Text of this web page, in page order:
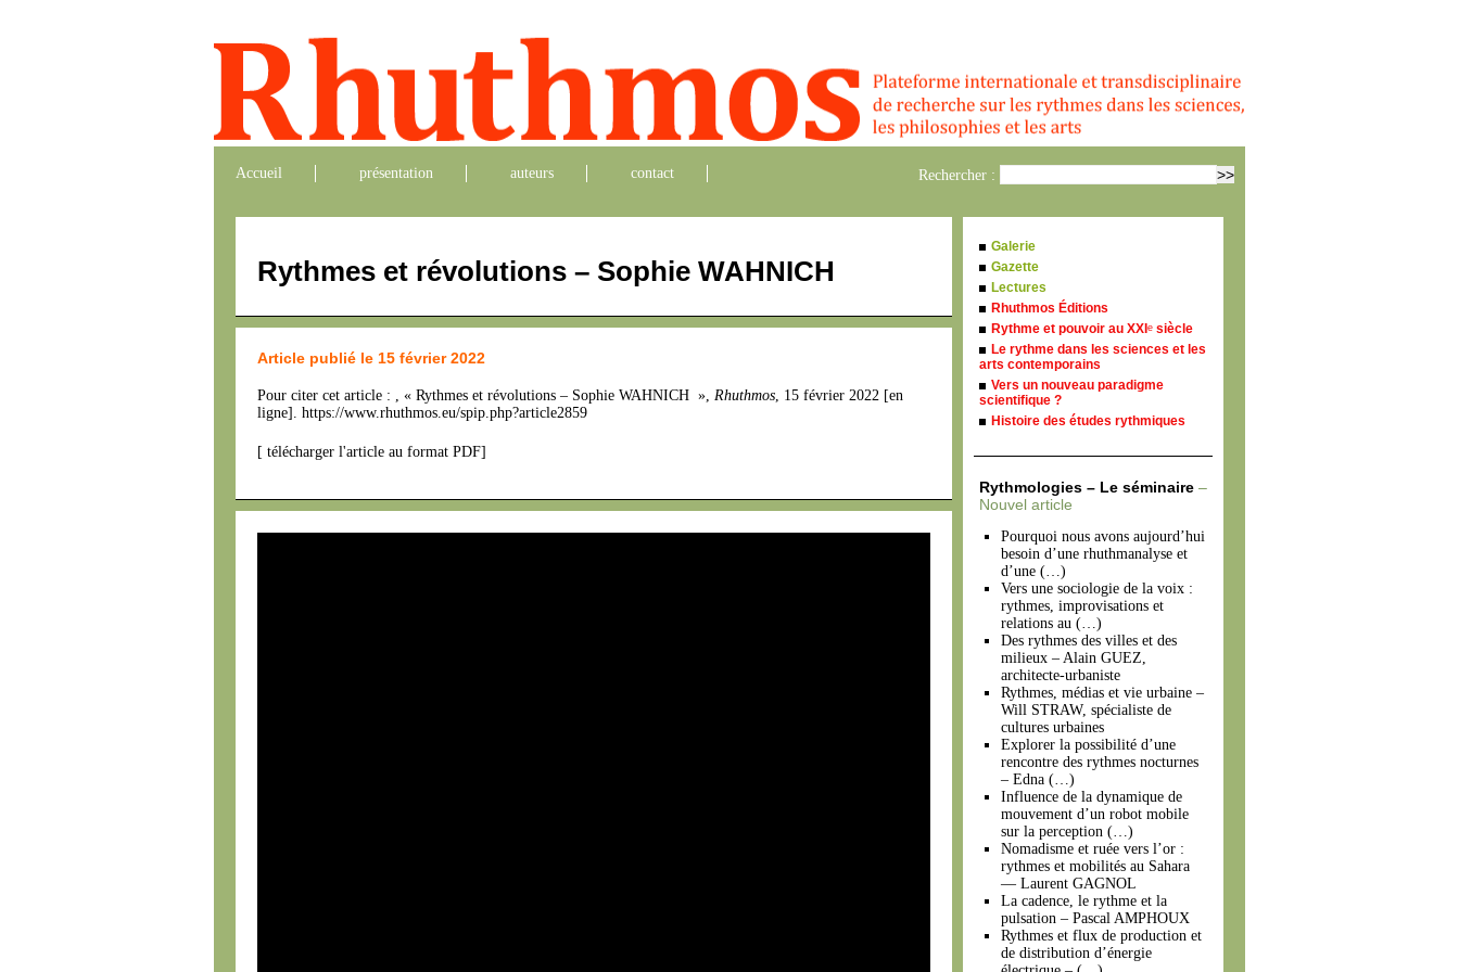
Accueil présentation auteurs contact Rechercher :
Rythmes et révolutions – Sophie WAHNICH
Article publié le 15 février 2022
Pour citer cet article : , « Rythmes et révolutions – Sophie WAHNICH », Rhuthmos, 15 février 2022 [en
ligne]. https://www.rhuthmos.eu/spip.php?article2859
[ télécharger l'article au format PDF]
Galerie
Gazette
Lectures
Rhuthmos Éditions
Rythme et pouvoir au XXI e siècle
Le rythme dans les sciences et les
arts contemporains
Vers un nouveau paradigme
scientifique ?
Histoire des études rythmiques
Rythmologies – Le séminaire –
Nouvel article
Pourquoi nous avons aujourd’hui
besoin d’une rhuthmanalyse et
d’une (…)
Vers une sociologie de la voix :
rythmes, improvisations et
relations au (…)
Des rythmes des villes et des
milieux – Alain GUEZ,
architecte-urbaniste
Rythmes, médias et vie urbaine –
Will STRAW, spécialiste de
cultures urbaines
Explorer la possibilité d’une
rencontre des rythmes nocturnes
– Edna (…)
Influence de la dynamique de
mouvement d’un robot mobile
sur la perception (…)
Nomadisme et ruée vers l’or :
rythmes et mobilités au Sahara
— Laurent GAGNOL
La cadence, le rythme et la
pulsation – Pascal AMPHOUX
Rythmes et flux de production et
de distribution d’énergie